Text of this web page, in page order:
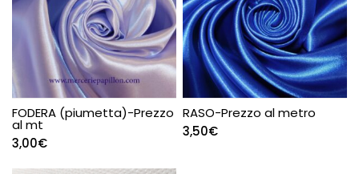
FODERA (piumetta)-Prezzo
al mt
3,00€
RASO-Prezzo al metro
3,50€